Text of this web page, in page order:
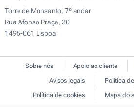
Torre de Monsanto, 7º andar
Rua Afonso Praça, 30
1495-061 Lisboa
Sobre nós Apoio ao cliente
Avisos legais
Política
Política de cookies
Mapa do